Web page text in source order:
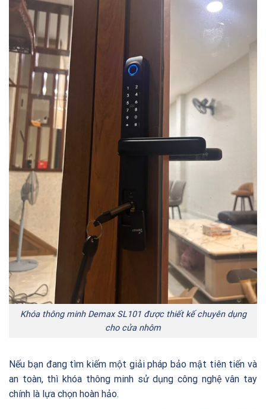
Khóa thông minh Demax SL101 được thiết kế chuyên dụng
cho cửa nhôm
Nếu bạn đang tìm kiếm một giải pháp bảo mật tiên tiến và
an toàn, thì khóa thông minh sử dụng công nghệ vân tay
chính là lựa chọn hoàn hảo.